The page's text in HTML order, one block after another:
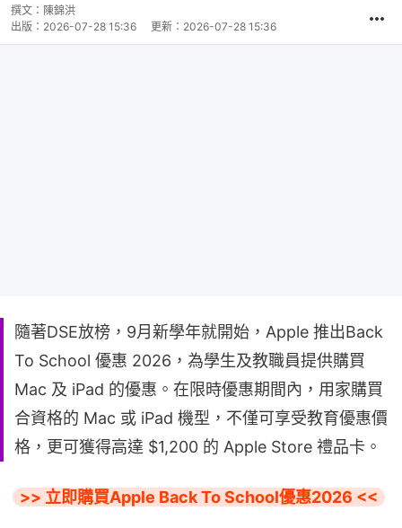
撰文： 陳錦洪
出版： 2026-07-28 15:36 更新： 2026-07-28 15:36
隨著DSE放榜，9月新學年就開始，Apple 推出Back
To School 優惠 2026，為學生及教職員提供購買
Mac 及 iPad 的優惠。在限時優惠期間內，用家購買
合資格的 Mac 或 iPad 機型，不僅可享受教育優惠價
格，更可獲得高達 $1,200 的 Apple Store 禮品卡。
>> 立即購買Apple Back To School優惠2026 <<